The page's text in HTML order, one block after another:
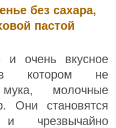
без сахара,
пастой
и очень вкусное
в котором не
молочные
Они становятся
чрезвычайно